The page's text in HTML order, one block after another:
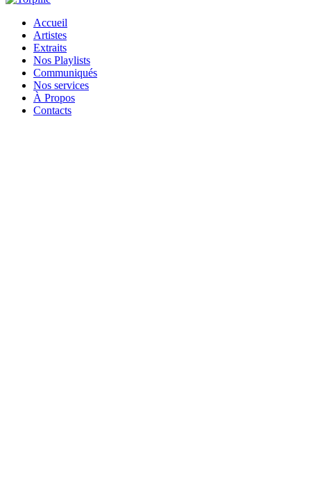
Accueil
Artistes
Extraits
Nos Playlists
Communiqués
Nos services
À Propos
Contacts